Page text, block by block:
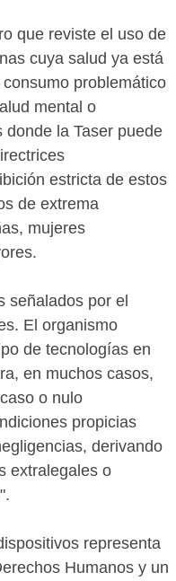
que reviste el uso de
cuya salud ya está
problemático
mental o
la Taser puede
estricta de estos
de extrema
mujeres
señalados por el
El organismo
de tecnologías en
en muchos casos,
o nulo
propicias
derivando
extralegales o
representa
Humanos y un